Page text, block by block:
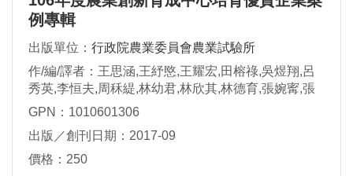
例專輯
出版單位： 行政院農業委員會農業試驗所
作/編/譯者：王思涵,王紓愍,王耀宏,田榕祿,吳煜翔,呂
秀英,李恒夫,周秝緹,林幼君,林欣其,林德育,張婉寗,張
烽毅,張憶如,郭家豪,陳威廷,陳裔瑞,陳裕信,陳榮華,陳
健民,蘇怡安
GPN：1010601306
出版／創刊日期：2017-09
價格：250